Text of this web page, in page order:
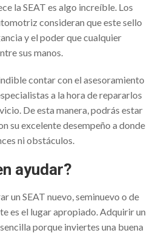
más
de ser
lo que
una
la SEAT es algo increíble. Los
consideran que este sello
y el poder que cualquier
sus manos.
contar con el asesoramiento
a la hora de repararlos
De esta manera, podrás estar
su excelente desempeño a donde
ni obstáculos.
ayudar?
un SEAT nuevo, seminuevo o de
es el lugar apropiado. Adquirir un
porque inviertes una buena